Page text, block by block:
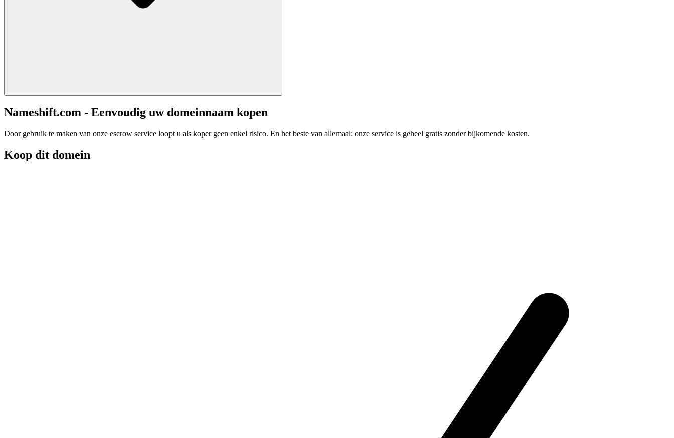
Nameshift.com - Eenvoudig uw domeinnaam kopen
Door gebruik te maken van onze escrow service loopt u als koper geen enkel risico. En het beste van allemaal: onze service is geheel gratis zonder bijkomende kosten.
Koop dit domein